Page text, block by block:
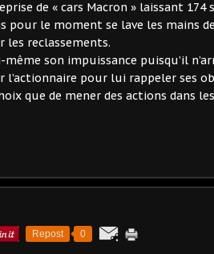
de « cars Macron » laissant 174
pour le moment se lave les mains
les reclassements.
son impuissance puisqu’il
l’actionnaire pour lui rappeler ses
que de mener des actions dans
Repost 0